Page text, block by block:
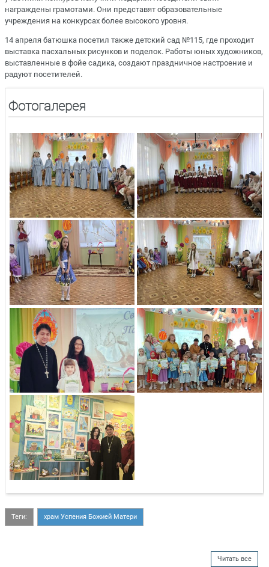
награждены грамотами. Они представят образовательные
учреждения на конкурсах более высокого уровня.
14 апреля батюшка посетил также детский сад №115, где проходит
выставка пасхальных рисунков и поделок. Работы юных художников,
выставленные в фойе садика, создают праздничное настроение и
радуют посетителей.
Фотогалерея
Теги: храм Успения Божией Матери
Читать все